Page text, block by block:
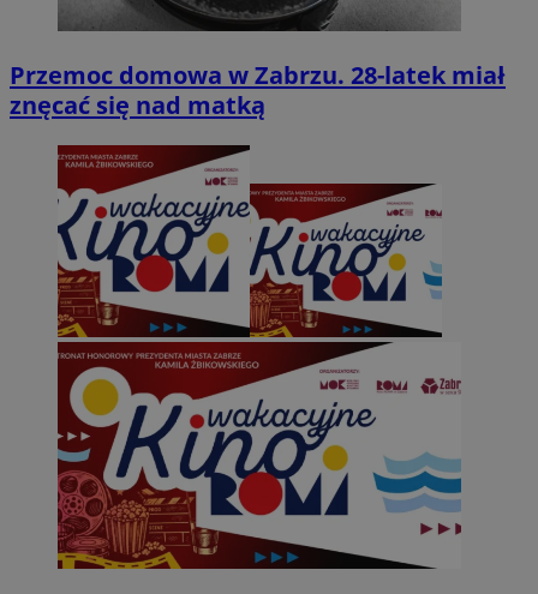
Przemoc domowa w Zabrzu. 28-latek miał
znęcać się nad matką